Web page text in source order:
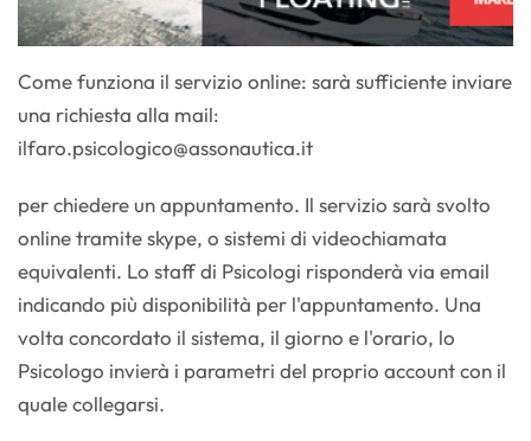
Come funziona il servizio online: sarà sufficiente inviare
una richiesta alla mail:
ilfaro.psicologico@assonautica.it
per chiedere un appuntamento. Il servizio sarà svolto
online tramite skype, o sistemi di videochiamata
equivalenti. Lo staff di Psicologi risponderà via email
indicando più disponibilità per l'appuntamento. Una
volta concordato il sistema, il giorno e l'orario, lo
Psicologo invierà i parametri del proprio account con il
quale collegarsi.